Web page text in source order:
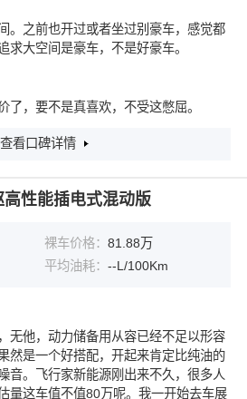
。之前也开过或者坐过别豪车，感觉都
求大空间是豪车，不是好豪车。
了，要不是真喜欢，不受这憋屈。
查看口碑详情
性能插电式混动版
裸车价格： 81.88万
平均油耗： --L/100Km
无他，动力储备用从容已经不足以形容
然是一个好搭配，开起来肯定比纯油的
音。飞行家新能源刚出来不久，很多人
量这车值不值80万呢。我一开始去车展